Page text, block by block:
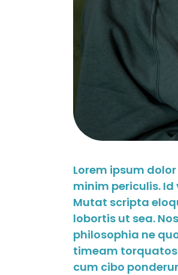
Lorem ipsum
minim periculis.
Mutat scripta
lobortis ut sea.
philosophia ne
timeam torquatos
cum cibo